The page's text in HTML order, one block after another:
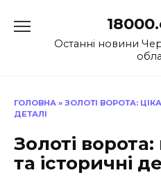
до
Останні новини
ГОЛОВНА » ЗОЛОТІ ВОРОТА:
ДЕТАЛІ
Золоті ворота:
та історичні